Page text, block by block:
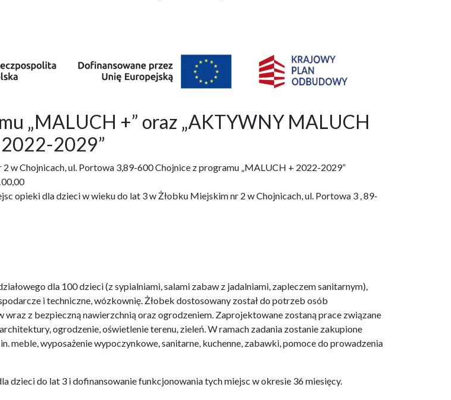
„MALUCH +” oraz „AKTYWNY MALUCH
2022-2029”
w Chojnicach, ul. Portowa 3,89-600 Chojnice z programu „MALUCH + 2022-2029”
opieki dla dzieci w wieku do lat 3 w Żłobku Miejskim nr 2 w Chojnicach, ul. Portowa 3 , 89-
dla 100 dzieci (z sypialniami, salami zabaw z jadalniami, zapleczem sanitarnym),
i techniczne, wózkownię. Żłobek dostosowany został do potrzeb osób
z bezpieczną nawierzchnią oraz ogrodzeniem. Zaprojektowane zostaną prace związane
ogrodzenie, oświetlenie terenu, zieleń. W ramach zadania zostanie zakupione
meble, wyposażenie wypoczynkowe, sanitarne, kuchenne, zabawki, pomoce do prowadzenia
dzieci do lat 3 i dofinansowanie funkcjonowania tych miejsc w okresie 36 miesięcy.